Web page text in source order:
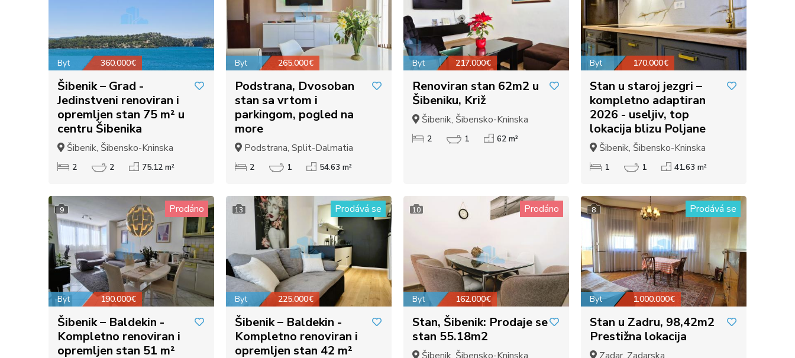
Byt 360.000€
Šibenik – Grad -
Jedinstveni renoviran i
opremljen stan 75 m² u
centru Šibenika
Šibenik, Šibensko-Kninska
2 2 75.12 m²
Byt 265.000€
Podstrana, Dvosoban
stan sa vrtom i
parkingom, pogled na
more
Podstrana, Split-Dalmatia
2 1 54.63 m²
Byt 217.000€
Renoviran stan 62m2 u
Šibeniku, Križ
Šibenik, Šibensko-Kninska
2 1 62 m²
Byt 170.000€
Stan u staroj jezgri –
kompletno adaptiran
2026 - useljiv, top
lokacija blizu Poljane
Šibenik, Šibensko-Kninska
1 1 41.63 m²
9 Prodáno
Byt 190.000€
Šibenik – Baldekin -
Kompletno renoviran i
opremljen stan 51 m²
13 Prodává se
Byt 225.000€
Šibenik – Baldekin -
Kompletno renoviran i
opremljen stan 42 m²
10 Prodáno
Byt 162.000€
Stan, Šibenik: Prodaje se
stan 55.18m2
8 Prodává se
Byt 1.000.000€
Stan u Zadru, 98,42m2
Prestižna lokacija